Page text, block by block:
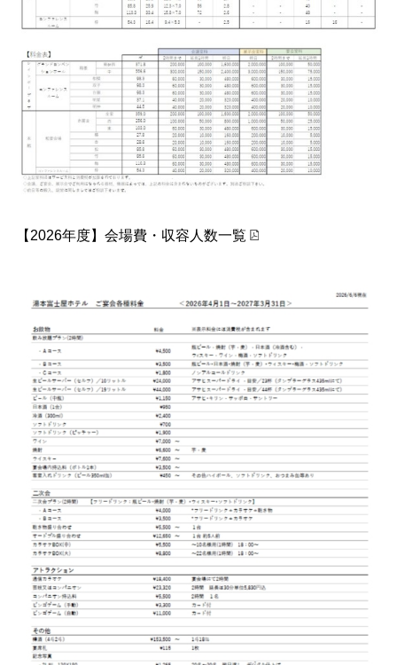
【2026年度】会場費・収容人数一覧